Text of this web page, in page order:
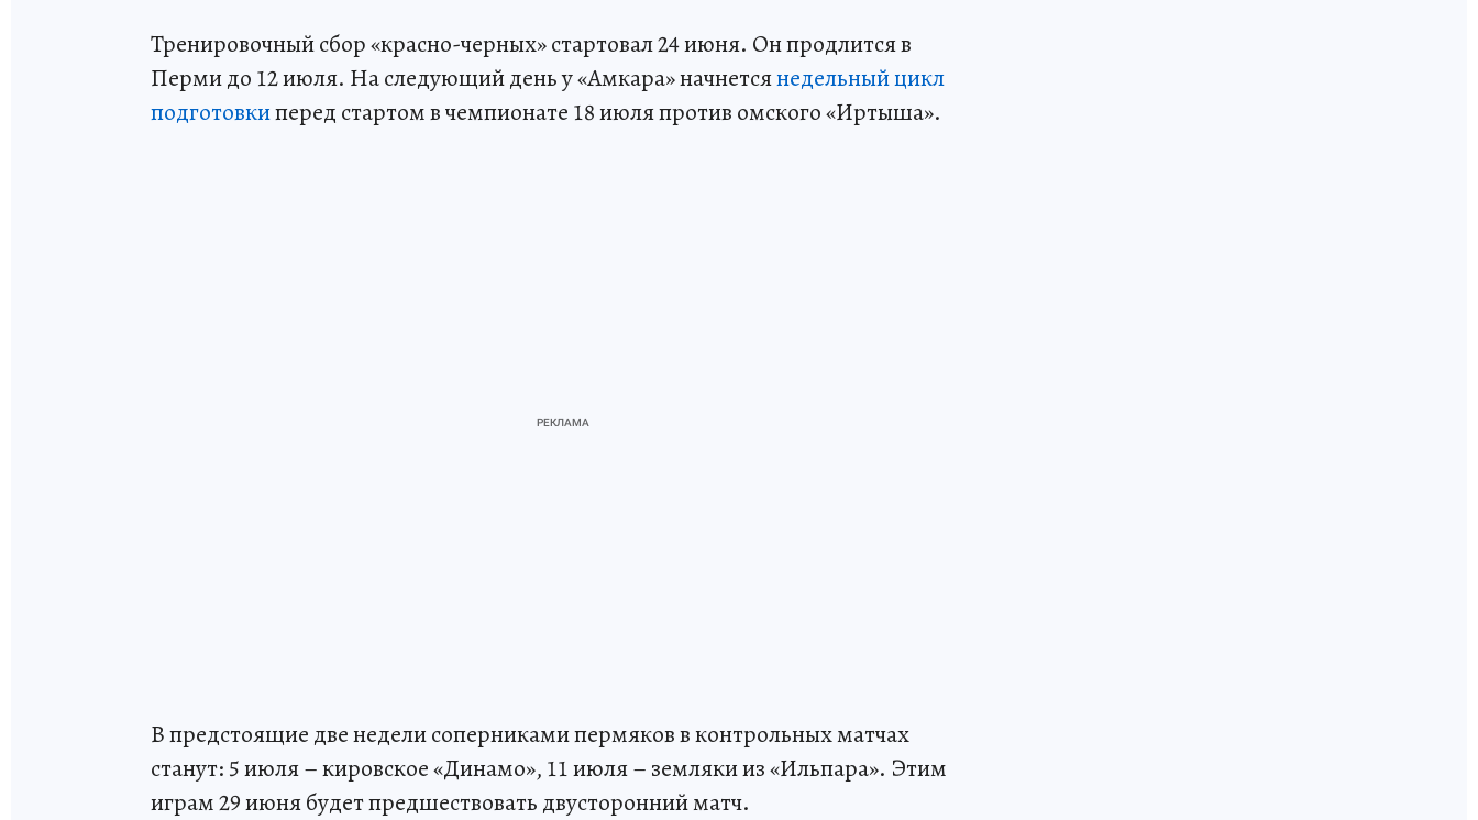
Тренировочный сбор «красно-черных» стартовал 24 июня. Он продлится в
Перми до 12 июля. На следующий день у «Амкара» начнетсянедельный цикл
подготовкиперед стартом в чемпионате 18 июля против омского «Иртыша».
В предстоящие две недели соперниками пермяков в контрольных матчах
станут: 5 июля – кировское «Динамо», 11 июля – земляки из «Ильпара». Этим
играм 29 июня будет предшествовать двусторонний матч.